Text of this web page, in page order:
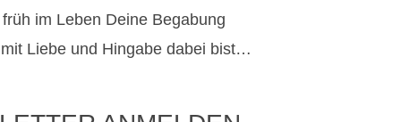
im Leben Deine Begabung
Liebe und Hingabe dabei bist…